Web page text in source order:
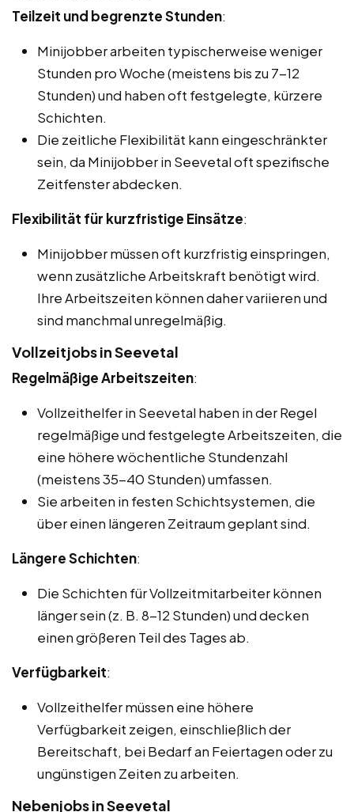
Teilzeit und begrenzte Stunden:
Minijobber arbeiten typischerweise weniger
Stunden pro Woche (meistens bis zu 7-12
Stunden) und haben oft festgelegte, kürzere
Schichten.
Die zeitliche Flexibilität kann eingeschränkter
sein, da Minijobber in Seevetal oft spezifische
Zeitfenster abdecken.
Flexibilität für kurzfristige Einsätze:
Minijobber müssen oft kurzfristig einspringen,
wenn zusätzliche Arbeitskraft benötigt wird.
Ihre Arbeitszeiten können daher variieren und
sind manchmal unregelmäßig.
Vollzeitjobs in Seevetal
Regelmäßige Arbeitszeiten:
Vollzeithelfer in Seevetal haben in der Regel
regelmäßige und festgelegte Arbeitszeiten, die
eine höhere wöchentliche Stundenzahl
(meistens 35-40 Stunden) umfassen.
Sie arbeiten in festen Schichtsystemen, die
über einen längeren Zeitraum geplant sind.
Längere Schichten:
Die Schichten für Vollzeitmitarbeiter können
länger sein (z. B. 8-12 Stunden) und decken
einen größeren Teil des Tages ab.
Verfügbarkeit:
Vollzeithelfer müssen eine höhere
Verfügbarkeit zeigen, einschließlich der
Bereitschaft, bei Bedarf an Feiertagen oder zu
ungünstigen Zeiten zu arbeiten.
Nebenjobs in Seevetal